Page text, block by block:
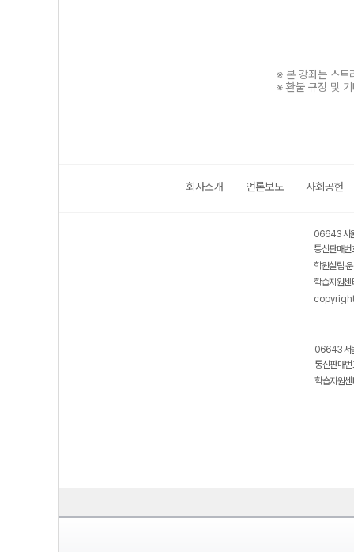
※ 본 강좌는 스트
※ 환불 규정 및
회사소개 언론보도 사회공헌
06643 서
통신판매
학원설립·
학습지원
06643 서
통신판매
학습지원